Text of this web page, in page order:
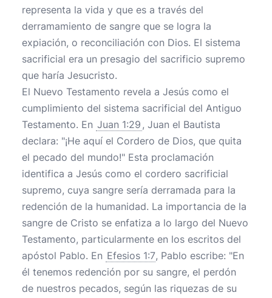
representa la vida y que es a través del
derramamiento de sangre que se logra la
expiación, o reconciliación con Dios. El sistema
sacrificial era un presagio del sacrificio supremo
que haría Jesucristo.
El Nuevo Testamento revela a Jesús como el
cumplimiento del sistema sacrificial del Antiguo
Testamento. En Juan 1:29 , Juan el Bautista
declara: "¡He aquí el Cordero de Dios, que quita
el pecado del mundo!" Esta proclamación
identifica a Jesús como el cordero sacrificial
supremo, cuya sangre sería derramada para la
redención de la humanidad. La importancia de la
sangre de Cristo se enfatiza a lo largo del Nuevo
Testamento, particularmente en los escritos del
apóstol Pablo. En Efesios 1:7, Pablo escribe: "En
él tenemos redención por su sangre, el perdón
de nuestros pecados, según las riquezas de su